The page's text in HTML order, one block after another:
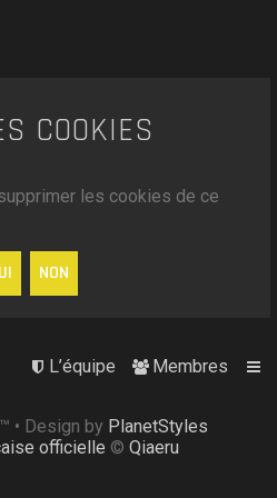
COOKIES
les cookies de ce
Membres
L’équipe
™ • Design by PlanetStyles
officielle © Qiaeru